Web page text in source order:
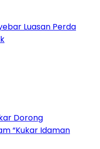
Luasan Perda
Dorong
“Kukar Idaman